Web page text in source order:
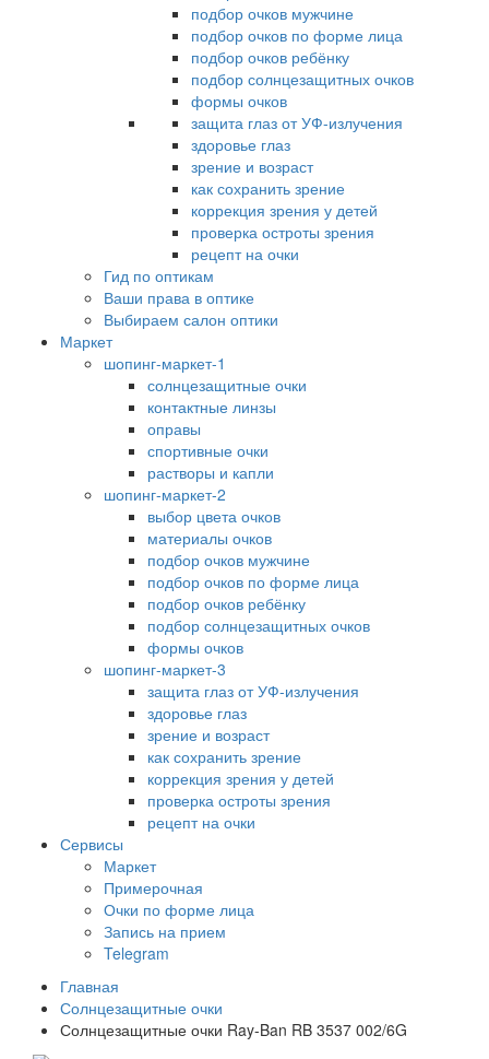
подбор очков мужчине
подбор очков по форме лица
подбор очков ребёнку
подбор солнцезащитных очков
формы очков
защита глаз от УФ-излучения
здоровье глаз
зрение и возраст
как сохранить зрение
коррекция зрения у детей
проверка остроты зрения
рецепт на очки
Гид по оптикам
Ваши права в оптике
Выбираем салон оптики
Маркет
шопинг-маркет-1
солнцезащитные очки
контактные линзы
оправы
спортивные очки
растворы и капли
шопинг-маркет-2
выбор цвета очков
материалы очков
подбор очков мужчине
подбор очков по форме лица
подбор очков ребёнку
подбор солнцезащитных очков
формы очков
шопинг-маркет-3
защита глаз от УФ-излучения
здоровье глаз
зрение и возраст
как сохранить зрение
коррекция зрения у детей
проверка остроты зрения
рецепт на очки
Сервисы
Маркет
Примерочная
Очки по форме лица
Запись на прием
Telegram
Главная
Солнцезащитные очки
Солнцезащитные очки Ray-Ban RB 3537 002/6G